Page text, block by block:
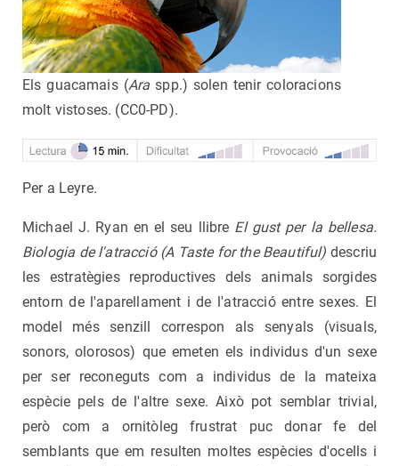
Els guacamais (Ara spp.) solen tenir coloracions
molt vistoses. (CC0-PD).
Per a Leyre.
Michael J. Ryan en el seu llibre El gust per la bellesa.
Biologia de l'atracció (A Taste for the Beautiful) descriu
les estratègies reproductives dels animals sorgides
entorn de l'aparellament i de l'atracció entre sexes. El
model més senzill correspon als senyals (visuals,
sonors, olorosos) que emeten els individus d'un sexe
per ser reconeguts com a individus de la mateixa
espècie pels de l'altre sexe. Això pot semblar trivial,
però com a ornitòleg frustrat puc donar fe del
semblants que em resulten moltes espècies d'ocells i